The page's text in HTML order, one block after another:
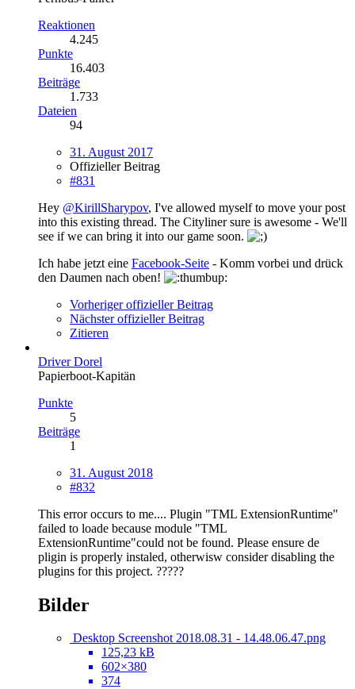
Reaktionen
4.245
Punkte
16.403
Beiträge
1.733
Dateien
94
31. August 2017
Offizieller Beitrag
#831
Hey @KirillSharypov, I've allowed myself to move your post
into this existing thread. The Cityliner sure is awesome - We'll
see if we can bring it into our game soon.
Ich habe jetzt eine Facebook-Seite - Komm vorbei und drück
den Daumen nach oben!
Vorheriger offizieller Beitrag
Nächster offizieller Beitrag
Zitieren
Driver Dorel
Papierboot-Kapitän
Punkte
5
Beiträge
1
31. August 2018
#832
This error occurs to me.... Plugin "TML ExtensionRuntime"
failed to loade because module "TML
ExtensionRuntime"could not be found. Please ensure de
pligin is properly instaled, otherwisw consider disabling the
plugins for this project. ?????
Bilder
Desktop Screenshot 2018.08.31 - 14.48.06.47.png
125,23 kB
602×380
374